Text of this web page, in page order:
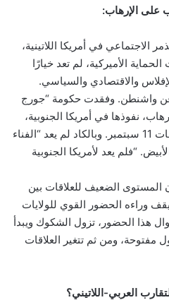
الإرهاب:
الاجتماعي في أمريكا اللاتينية،
الأميركية، لم تعد خيارًا
والاقتصادي والسياسي.
عن واشنطن. وفقدت حكومة “جورج
نفوذها في أمريكا الجنوبية،
منذ اللحظة التي جرت فيها هجمات 11 سبتمبر. وبالكاد لم يعد “الفناء
“فلم يعد لأمريكا الجنوبية
المستوى الضعيف للعلاقات بين
يقف وراءه الحضور القوي للولايات
هذا الحضور، تزول الشكوك ويبدأ
مفتوحة، ومن ثم تتغير العلاقات
العربي-اللاتيني؟